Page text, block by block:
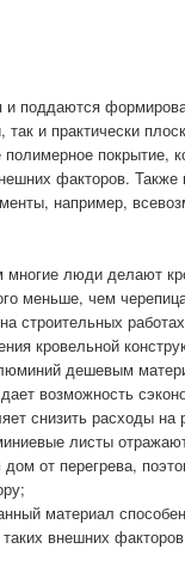
поддаются
и практически
покрытие,
факторов.
например,
многие люди делают
меньше, чем
строительных
кровельной
дешевым
возможность
снизить расходы на
листы
от перегрева,
материал
внешних